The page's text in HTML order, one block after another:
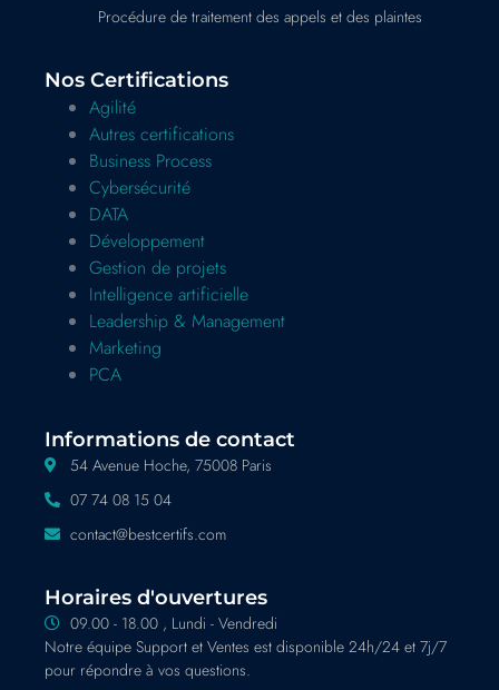
Procédure de traitement des appels et des plaintes
Nos Certifications
Agilité
Autres certifications
Business Process
Cybersécurité
DATA
Développement
Gestion de projets
Intelligence artificielle
Leadership & Management
Marketing
PCA
Informations de contact
54 Avenue Hoche, 75008 Paris
07 74 08 15 04
contact@bestcertifs.com
Horaires d'ouvertures
09.00 - 18.00 , Lundi - Vendredi
Notre équipe Support et Ventes est disponible 24h/24 et 7j/7
pour répondre à vos questions.